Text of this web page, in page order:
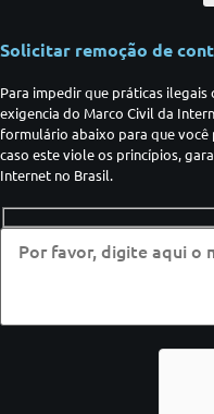
Solicitar remoção de
Para impedir que práticas
exigencia do Marco Civil da
formulário abaixo para que
caso este viole os princípios,
Internet no Brasil.